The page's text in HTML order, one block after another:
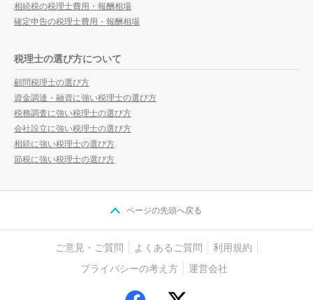
相続税の税理士費用・報酬相場
確定申告の税理士費用・報酬相場
税理士の選び方について
顧問税理士の選び方
資金調達・融資に強い税理士の選び方
税務調査に強い税理士の選び方
会社設立に強い税理士の選び方
相続に強い税理士の選び方
節税に強い税理士の選び方
ページの先頭へ戻る
ご意見・ご質問 よくあるご質問
利用規約
プライバシーの考え方
運営会社